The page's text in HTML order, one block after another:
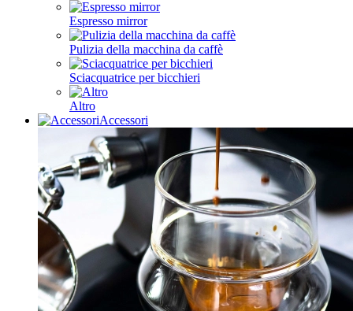
Espresso mirror
Pulizia della macchina da caffè
Sciacquatrice per bicchieri
Altro
Accessori